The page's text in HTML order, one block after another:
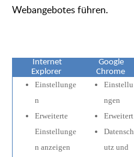
Webangebotes führen.
Internet
Explorer
Google
Chrome
Einstellunge
n
Erweiterte
Einstellunge
n anzeigen
Einstellu
ngen
Erweitert
Datensch
utz und